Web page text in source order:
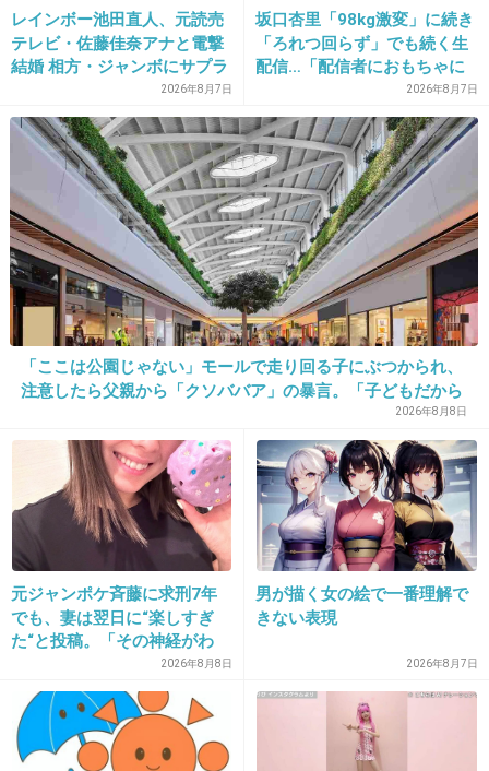
2013/09/21(土) 00:11:21
ちゃんと丁寧に作る過程の写真アップしてるｗ
出典：img.cpcdn.com
+134 -3
25. 匿名 2013/09/21(土) 00:11:25
名前変えたりしてると思うけどクックパッドに
+57 -3
26. 匿名 2013/09/21(土) 00:12:09
とりあえずおめでとうo(^▽^)o
+31
27. 匿名 2013/09/21(土) 00:12:13
場末のスナックのママにこんな顔の人いるよ
レインボー池田直人、元読売
テレビ・佐藤佳奈アナと電撃
結婚 相方・ジャンボにサプラ
2026年8月7日
坂口杏里「98kg激変」に続き
「ろれつ回らず」でも続く生
配信…「配信者におもちゃに
されてる」知人は懸念表明
2026年8月7日
「ここは公園じゃない」モールで走り回る子にぶつかられ、
注意したら父親から「クソババア」の暴言。「子どもだから
2026年8月8日
元ジャンポケ斉藤に求刑7年
でも、妻は翌日に“楽しすぎ
た“と投稿。「その神経がわ
2026年8月8日
男が描く女の絵で一番理解で
きない表現
2026年8月7日